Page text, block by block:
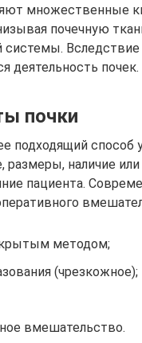
множественные
почечную
деятельность почек.
почки
подходящий способ
наличие
пациента.
методом;
(чрезкожное);
вмешательство.